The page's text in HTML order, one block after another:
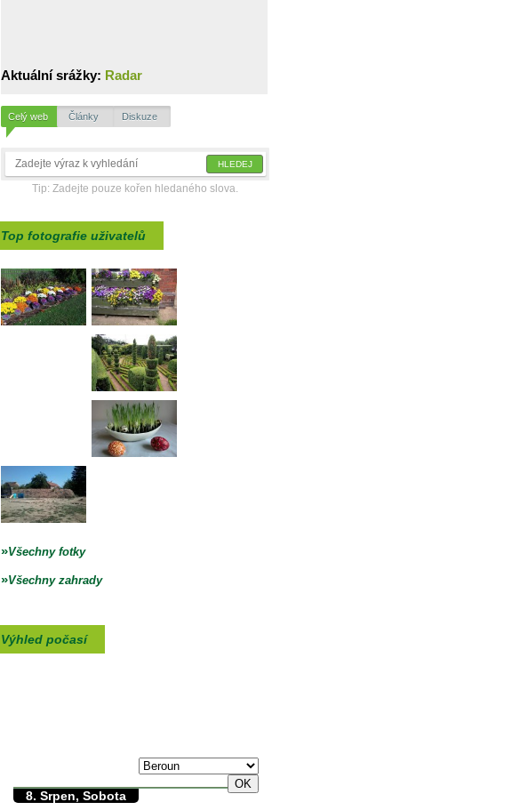
Aktuální srážky: Radar
Celý web Články Diskuze
Tip: Zadejte pouze kořen hledaného slova.
Top fotografie uživatelů
»Všechny fotky
»Všechny zahrady
Výhled počasí
8. Srpen, Sobota